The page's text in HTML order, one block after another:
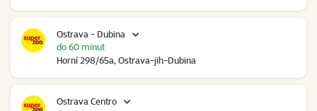
Ostrava - Dubina
Horní 298/65a, Ostrava-jih-Dubina
do 60 minut
Ostrava Centro